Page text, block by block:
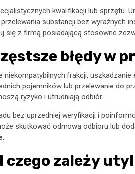
kwalifikacji lub sprzętu.
substancji bez wyraźnych
się z firmą posiadającą stosowne
błędy w
niekompatybilnych frakcji,
pojemników lub przelewanie do
ryzyko i utrudniają odbiór.
bez uprzedniej weryfikacji i
skutkować odmową odbioru lub
czego zależy